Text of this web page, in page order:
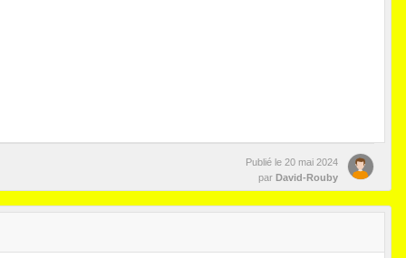
Publié le 20 mai 2024
par David-Rouby